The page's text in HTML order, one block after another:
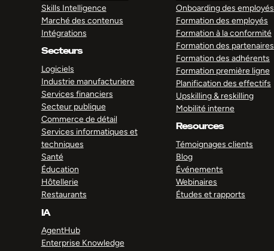
Skills Intelligence
Marché des contenus
Intégrations
Secteurs
Logiciels
Industrie manufacturiere
Services financiers
Secteur publique
Commerce de détail
Services informatiques et
techniques
Santé
Éducation
Hôtellerie
Restaurants
IA
AgentHub
Enterprise Knowledge
Onboarding des employés
Formation des employés
Formation à la conformité
Formation des partenaires
Formation des adhérents
Formation première ligne
Planification des effectifs
Upskilling & reskilling
Mobilité interne
Resources
Témoignages clients
Blog
Événements
Webinaires
Études et rapports